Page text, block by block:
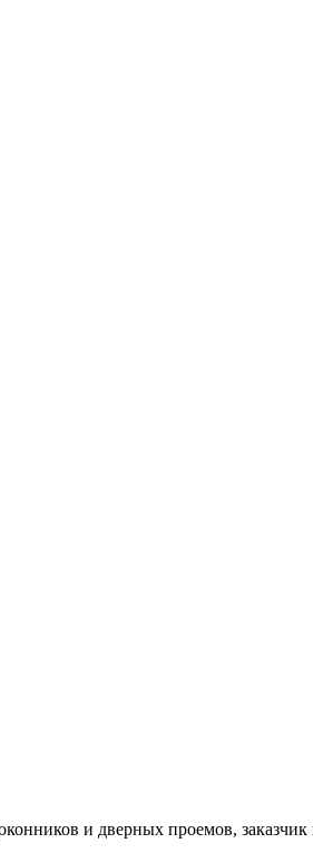
и дверных проемов, заказчик